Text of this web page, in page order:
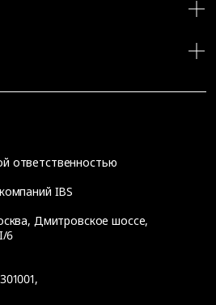
ответственностью
IBS
, Дмитровское шоссе,
6